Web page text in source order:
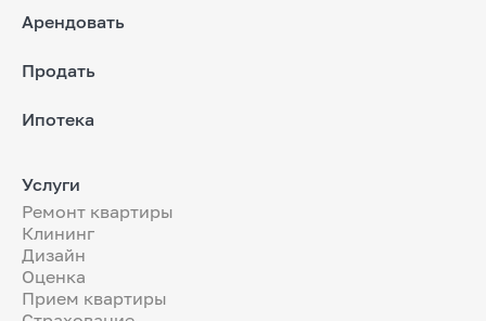
Арендовать
Продать
Ипотека
Услуги
Ремонт квартиры
Клининг
Дизайн
Оценка
Прием квартиры